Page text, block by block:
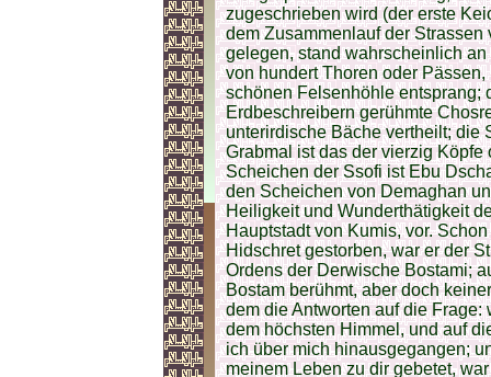
zugeschrieben wird (der erste
dem Zusammenlauf der
gelegen, stand wahrscheinlich
von hundert Thoren oder
schönen Felsenhöhle entsprang;
Erdbeschreibern gerühmte
unterirdische Bäche vertheilt; die
Grabmal ist das der vierzig
Scheichen der Ssofi ist Ebu
den Scheichen von Demaghan
Heiligkeit und Wunderthätigkeit
Hauptstadt von Kumis, vor.
Hidschret gestorben, war er der
Ordens der Derwische Bostami;
Bostam berühmt, aber doch
dem die Antworten auf die
dem höchsten Himmel, und auf
ich über mich hinausgegangen;
meinem Leben zu dir gebetet,